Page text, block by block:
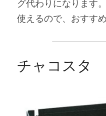
グ代わりになります
使えるので、おすす
チャコスタ